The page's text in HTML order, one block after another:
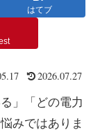
はてブ
2026.07.27
」「どの電力
みではありま